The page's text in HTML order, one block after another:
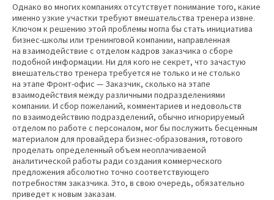
Однако во многих компаниях отсутствует понимание того, какие
именно узкие участки требуют вмешательства тренера извне.
Ключом к решению этой проблемы могла бы стать инициатива
бизнес-школы или тренинговой компании, направленная
на взаимодействие с отделом кадров заказчика о сборе
подобной информации. Ни для кого не секрет, что зачастую
вмешательство тренера требуется не только и не столько
на этапе Фронт-офис — Заказчик, сколько на этапе
взаимодействия между различными подразделениями
компании. И сбор пожеланий, комментариев и недовольств
по взаимодействию подразделений, обычно игнорируемый
отделом по работе с персоналом, мог бы послужить бесценным
материалом для провайдера бизнес-образования, готового
проделать определенный объем неоплачиваемой
аналитической работы ради создания коммерческого
предложения абсолютно точно соответствующего
потребностям заказчика. Это, в свою очередь, обязательно
приведет к новым заказам.